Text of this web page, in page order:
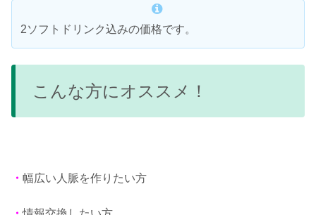
2ソフトドリンク込みの価格です。
こんな方にオススメ！
・ 幅広い人脈を作りたい方